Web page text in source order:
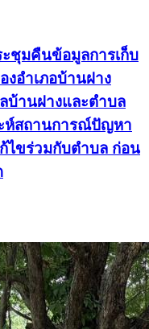
ชุมคืนข้อมูลการเก็บ
งอำเภอบ้านฝาง
บ้านฝางและตำบล
ห์สถานการณ์ปัญหา
ไขร่วมกับตำบล ก่อน